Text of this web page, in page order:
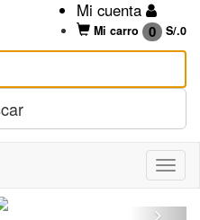
Mi cuenta
Mi carro 0 S/.0